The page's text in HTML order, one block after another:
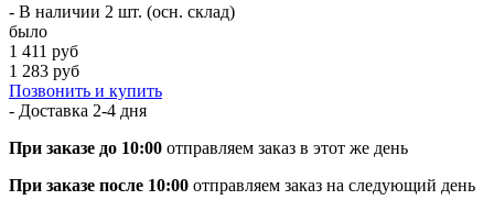
- В наличии 2 шт. (осн. склад)
было
1 411 руб
1 283 руб
Позвонить и купить
- Доставка 2-4 дня
При заказе до 10:00 отправляем заказ в этот же день
При заказе после 10:00 отправляем заказ на следующий день